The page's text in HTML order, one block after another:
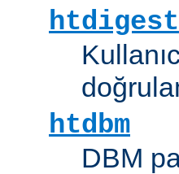
htdigest
htdbm
DBM